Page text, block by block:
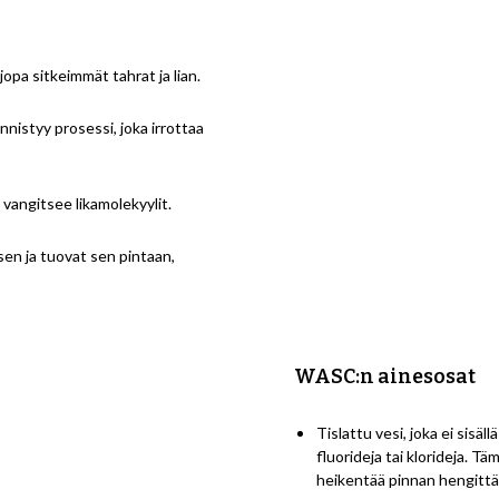
sitkeimmät tahrat ja lian.
prosessi, joka irrottaa
likamolekyylit.
ja tuovat sen pintaan,
WASC:n ainesosat
Tislattu vesi, joka ei
fluorideja tai klorideja.
heikentää pinnan